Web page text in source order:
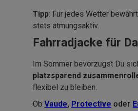
Tipp: Für jedes Wetter
stets atmungsaktiv.
Fahrradjacke für
Im Sommer bevorzugst Du
platzsparend
flexibel zu bleiben.
Ob Vaude, Protective oder